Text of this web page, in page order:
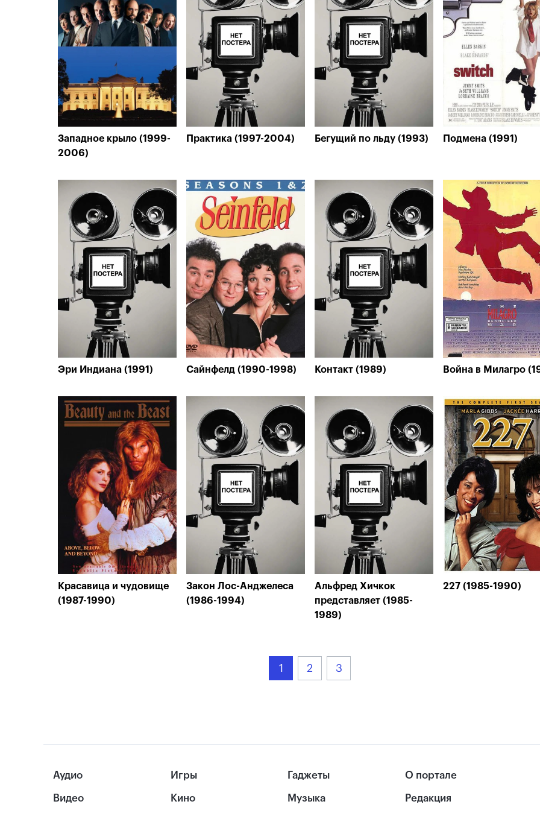
Западное крыло (1999-
2006)
Практика (1997-2004) Бегущий по льду (1993) Подмена (1991)
Эри Индиана (1991) Сайнфелд (1990-1998) Контакт (1989) Война в Милагро
Красавица и чудовище
(1987-1990)
Закон Лос-Анджелеса
(1986-1994)
Альфред Хичкок
представляет (1985-
1989)
227 (1985-1990)
1 2 3
Аудио
Видео
Игры
Кино
Гаджеты
Музыка
О портале
Редакция